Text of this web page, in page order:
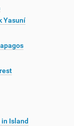
Yasuní
Island